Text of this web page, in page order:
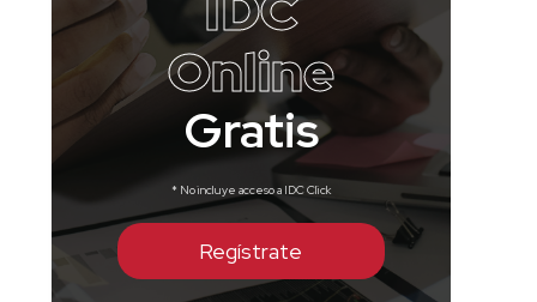
Online
Gratis
* No incluye acceso a IDC Click
Regístrate